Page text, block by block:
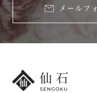
メールフ